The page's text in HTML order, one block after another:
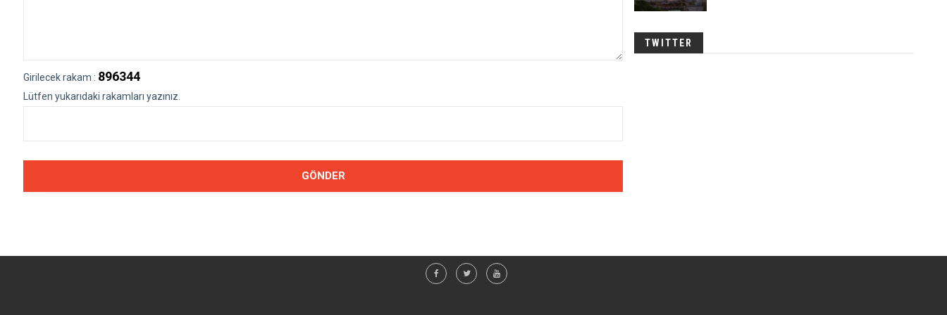
Girilecek rakam : 896344
Lütfen yukarıdaki rakamları yazınız.
TWITTER